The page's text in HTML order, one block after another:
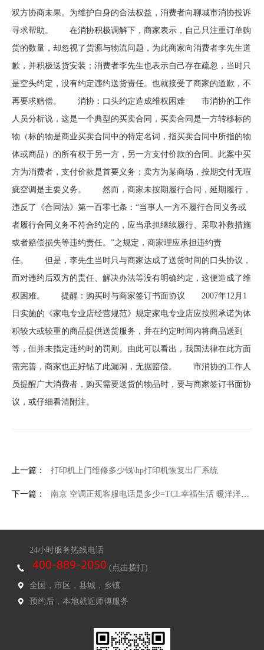
双方协商未果。为维护自身的合法权益，消费者向聊城市消协投诉
寻求帮助。 在消协积极调解下，商家表示，自己只注重订单购
货的数量，却忽视了货源与物流问题，为此商家向消费者李先生道
歉，并积极送货安装；消费者李先生也表示自己存在疏忽，当时只
是空头约定，没有约定违约送货责任。也就接受了商家的道歉，不
再要求赔偿。 消协：口头约定造成维权困难 市消协的工作
人员分析说，这是一个典型的买卖合同，买卖合同是一方转移标的
物（标的物是商业买卖合同中的特定名词，指买卖合同中所指的物
体或商品）的所有权于另一方，另一方支付价款的合同。此案中买
方为消费者，支付价款是首要义务；卖方为某商场，按期交付无瑕
疵空调是主要义务。 然而，商家未按期履行合同，延期履行，
违反了《合同法》第一百零七条：“当事人一方不履行合同义务或
者履行合同义务不符合约定的，应当承担继续履行、采取补救措施
或者赔偿损失等违约责任。”之规定，商家理应承担违约责
任。 但是，李先生当时只与商家达成了送货时间的口头协议，
而对违约后双方的责任、解决办法等没有明确约定，这便造成了维
权困难。 提醒：购买时与商家签订书面协议 2007年12月1
日实施的《家电专业店经营规范》规定家电专业店应按照承诺为体
积较大或较重的商品提供送货服务，并在约定时间内将商品送到
等，但并未指定违约时的罚则。由此可以看出，我国法律在此方面
需完善，商家也正好钻了此漏洞，无据赔偿。 市消协的工作人
员提醒广大消费者，购买需要送货的物品时，要与商家签订书面协
议，或仔细看清附注。
上一篇： 打印机上门维修多少钱\hp打印机恢复出厂系统
下一篇： 南京 空调正规客服电话是多少=TCL幸福生活 暖洋洋的空调静静的开
24小时服务热线电话
(点击拨打)
全国，市区，县城，乡镇
预约后，本地就近师傅服务